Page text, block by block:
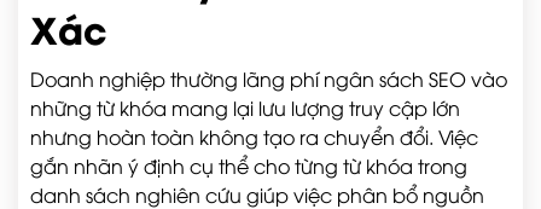
Xác
Doanh nghiệp thường lãng phí ngân sách SEO vào
những từ khóa mang lại lưu lượng truy cập lớn
nhưng hoàn toàn không tạo ra chuyển đổi. Việc
gắn nhãn ý định cụ thể cho từng từ khóa trong
danh sách nghiên cứu giúp việc phân bổ nguồn